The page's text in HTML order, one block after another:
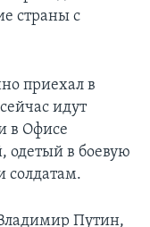
страны с
приехал в
идут
в Офисе
одетый в боевую
солдатам.
Путин,